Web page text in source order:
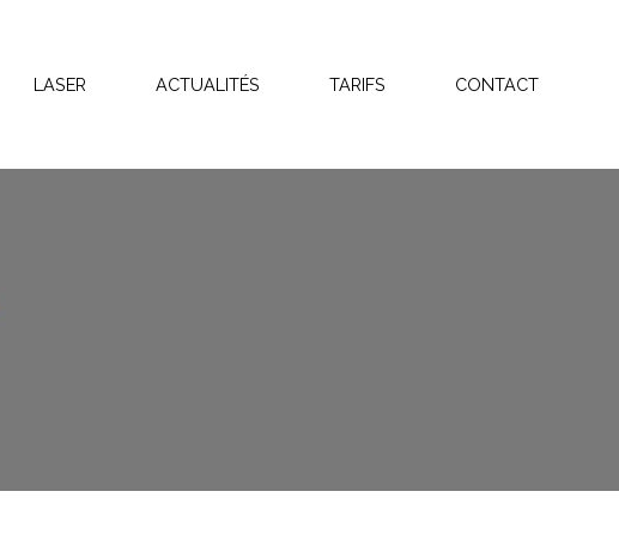
LASER ACTUALITÉS TARIFS CONTACT